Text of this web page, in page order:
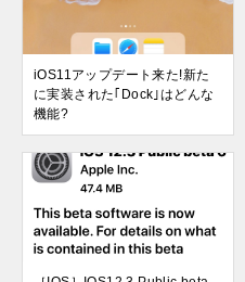
iOS11アップデート来た!新た
に実装された｢Dock｣はどんな
機能?